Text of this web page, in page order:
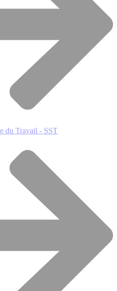
du Travail - SST